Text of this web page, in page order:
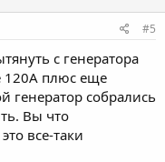
#5
с генератора
120А плюс еще
генератор собрались
Вы что
все-таки